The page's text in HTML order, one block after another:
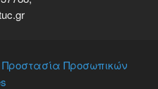
Προστασία Προσωπικών